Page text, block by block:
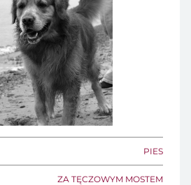
PIES
ZA TĘCZOWYM MOSTEM